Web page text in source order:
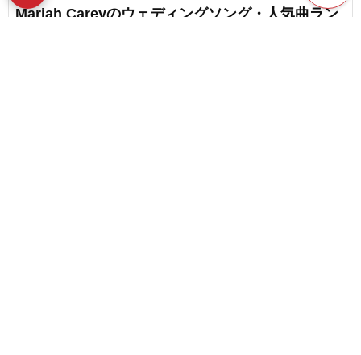
Mariah Careyのウェディングソング・人気曲ラン